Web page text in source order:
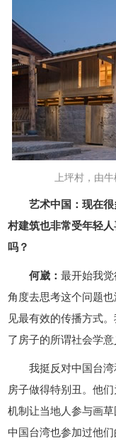
上坪村，由
艺术中国：现在
村建筑也非常受年轻
吗？
何崴：最开始我
角度去思考这个问题
见最有效的传播方式
了房子的所谓社会学意
我挺反对中国台
房子做得特别丑。他
机制让当地人参与画
中国台湾也参加过他